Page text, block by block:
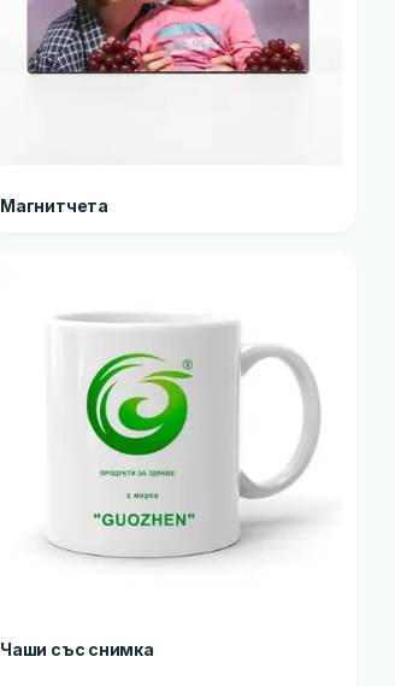
Магнитчета
Чаши със снимка